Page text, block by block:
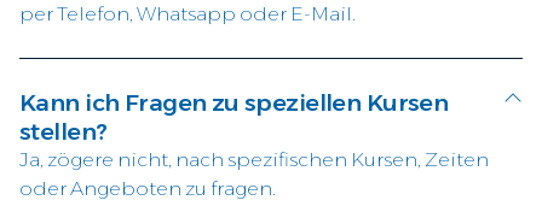
per Telefon, Whatsapp oder E-Mail.
Kann ich Fragen zu speziellen Kursen
stellen?
Ja, zögere nicht, nach spezifischen Kursen, Zeiten
oder Angeboten zu fragen.